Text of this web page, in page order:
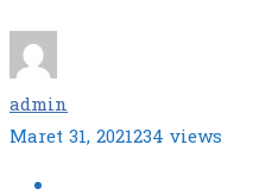
admin
Maret 31, 2021234 views